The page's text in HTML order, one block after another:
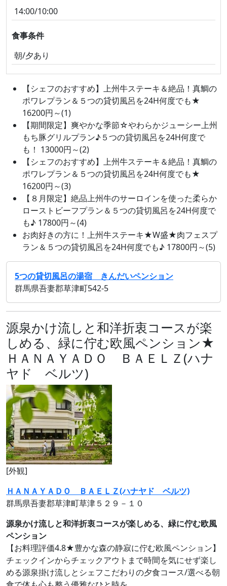
14:00/10:00
食事条件
朝/夕あり
【シェフのおすすめ】上州牛ステーキ＆絶品！真鯛の
ポワレプラン＆５つの貸切風呂を24H何度でも★
16200円～(1)
【期間限定】爽やかな季節☆やわらかジューシー上州
もち豚グリルプラン♪５つの貸切風呂を24H何度で
も！ 13000円～(2)
【シェフのおすすめ】上州牛ステーキ＆絶品！真鯛の
ポワレプラン＆５つの貸切風呂を24H何度でも★
16200円～(3)
【８月限定】絶品上州牛のサーロインを使った柔らか
ローストビーフプラン＆５つの貸切風呂を24H何度で
も♪ 17800円～(4)
お肉好きの方に！上州牛ステーキ★W盛★肉フェスプ
ラン＆５つの貸切風呂を24H何度でも♪ 17800円～(5)
5つの貸切風呂の湯宿 きんだいペンション
群馬県吾妻郡草津町542-5
源泉かけ流しと和洋折衷コースが楽
しめる、緑に佇む欧風ペンション★
ＨＡＮＡＹＡＤＯ ＢＡＥＬＺ(ハナ
ヤド ベルツ)
[外観]
ＨＡＮＡＹＡＤＯ ＢＡＥＬＺ(ハナヤド ベルツ)
群馬県吾妻郡草津町草津５２９－１０
源泉かけ流しと和洋折衷コースが楽しめる、緑に佇む欧風
ペンション
【お料理評価4.8★豊かな森の静寂に佇む欧風ペンション】
チェックインからチェックアウトまで時間を気にせず楽し
める源泉掛け流しとシェフこだわりの夕食コース/選べる朝